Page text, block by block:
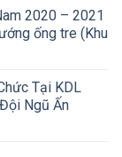
2020 – 2021
ống tre (Khu
Tại KDL
Ngũ Ấn